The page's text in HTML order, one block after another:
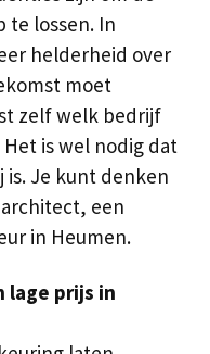
te lossen. In
helderheid over
moet
zelf welk bedrijf
is wel nodig dat
Je kunt denken
een
in Heumen.
lage prijs in